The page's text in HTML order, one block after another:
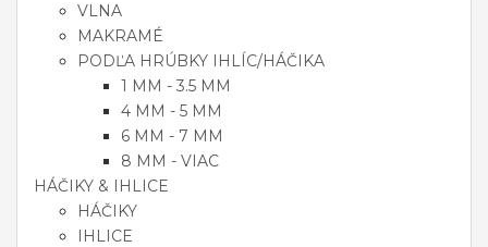
VLNA
MAKRAMÉ
PODĽA HRÚBKY IHLÍC/HÁČIKA
1 MM - 3.5 MM
4 MM - 5 MM
6 MM - 7 MM
8 MM - VIAC
HÁČIKY & IHLICE
HÁČIKY
IHLICE